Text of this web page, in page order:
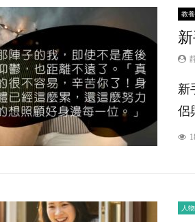
教
新
侶
人